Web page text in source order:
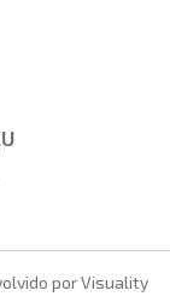
porVisuality